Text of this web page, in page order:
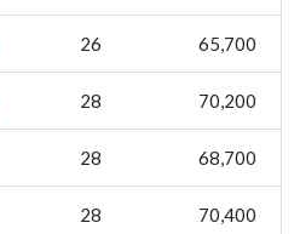
26 65,700
28 70,200
28 68,700
28 70,400